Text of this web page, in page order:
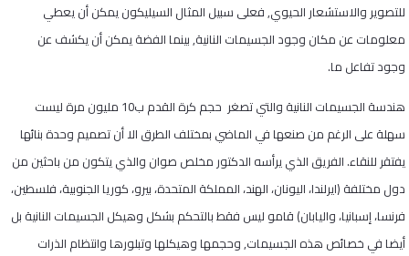
للتصوير والاستشعار الحيوي, فعلى سبيل المثال السيليكون يمكن أن يعطي
معلومات عن مكان وجود الجسيمات النانية, بينما الفضة يمكن أن يكشف عن
وجود تفاعل ما.
هندسة الجسيمات النانية والتي تصغر حجم كرة القدم ب10 مليون مرة ليست
سهلة على الرغم من صنعها في الماضي بمختلف الطرق الا أن تصميم وحدة بنائها
يفتقر للنقاء. الفريق الذي يرأسه الدكتور مخلص صوان والذي يتكون من باحثين من
دول مختلفة (ايرلندا، اليونان، الهند، المملكة المتحدة، بيرو، كوريا الجنوبية، فلسطين،
فرنسا، إسبانيا، واليابان) قامو ليس فقط بالتحكم بشكل وهيكل الجسيمات النانية بل
أيضا في خصائص هذه الجسيمات, وحجمها وهيكلها وتبلورها وانتظام الذرات